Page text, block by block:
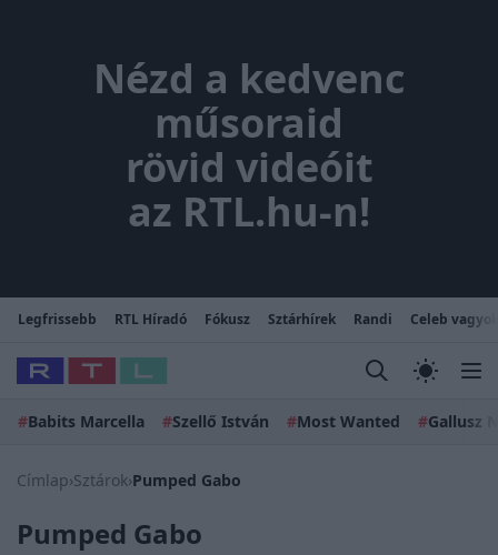
Nézd a kedvenc
műsoraid
rövid videóit
az RTL.hu-n!
Legfrissebb RTL Híradó Fókusz Sztárhírek Randi Celeb
#Babits Marcella #Szellő István #Most Wanted #Gallusz
Címlap›Sztárok›Pumped Gabo
Pumped Gabo